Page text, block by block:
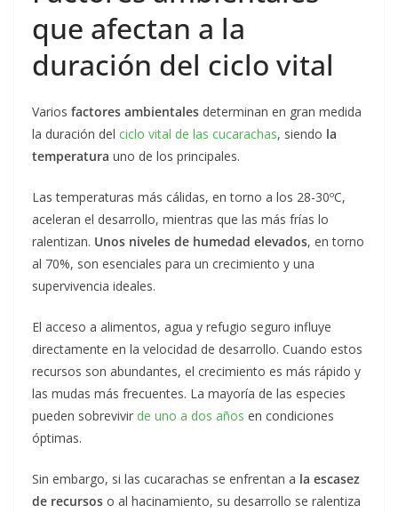
que afectan a la
duración del ciclo vital
Varios factores ambientales determinan en gran medida
la duración del ciclo vital de las cucarachas, siendo la
temperatura uno de los principales.
Las temperaturas más cálidas, en torno a los 28-30ºC,
aceleran el desarrollo, mientras que las más frías lo
ralentizan. Unos niveles de humedad elevados, en torno
al 70%, son esenciales para un crecimiento y una
supervivencia ideales.
El acceso a alimentos, agua y refugio seguro influye
directamente en la velocidad de desarrollo. Cuando estos
recursos son abundantes, el crecimiento es más rápido y
las mudas más frecuentes. La mayoría de las especies
pueden sobrevivir de uno a dos años en condiciones
óptimas.
Sin embargo, si las cucarachas se enfrentan a la escasez
de recursos o al hacinamiento, su desarrollo se ralentiza